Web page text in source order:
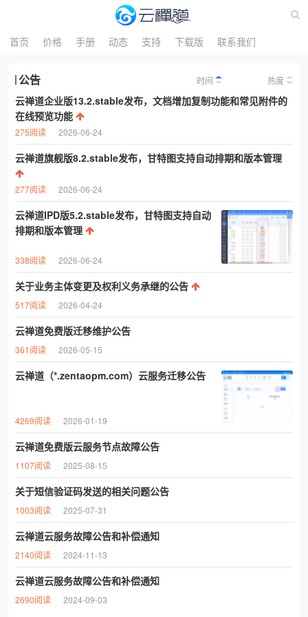
首页 价格 手册 动态 支持 下载版 联系我们
公告 时间 热度
云禅道企业版13.2.stable发布，文档增加复制功能和常见附件的
在线预览功能
275阅读 2026-06-24
云禅道旗舰版8.2.stable发布，甘特图支持自动排期和版本管理
277阅读 2026-06-24
云禅道IPD版5.2.stable发布，甘特图支持自动
排期和版本管理
338阅读 2026-06-24
关于业务主体变更及权利义务承继的公告
517阅读 2026-04-24
云禅道免费版迁移维护公告
361阅读 2026-05-15
云禅道（*.zentaopm.com）云服务迁移公告
4269阅读 2026-01-19
云禅道免费版云服务节点故障公告
1107阅读 2025-08-15
关于短信验证码发送的相关问题公告
1003阅读 2025-07-31
云禅道云服务故障公告和补偿通知
2140阅读 2024-11-13
云禅道云服务故障公告和补偿通知
2690阅读 2024-09-03